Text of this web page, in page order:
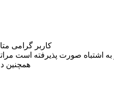
کاربر گرامی
صورت پذیرفته است مراتب این مسئله را
همچنین